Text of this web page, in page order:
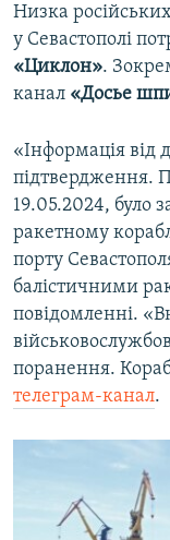
Низка
у Севастополі
«Циклон».
канал «Досье
«Інформація від
підтвердження.
19.05.2024, було
ракетному
порту
балістичними
повідомленні.
поранення.
телеграм-канал.